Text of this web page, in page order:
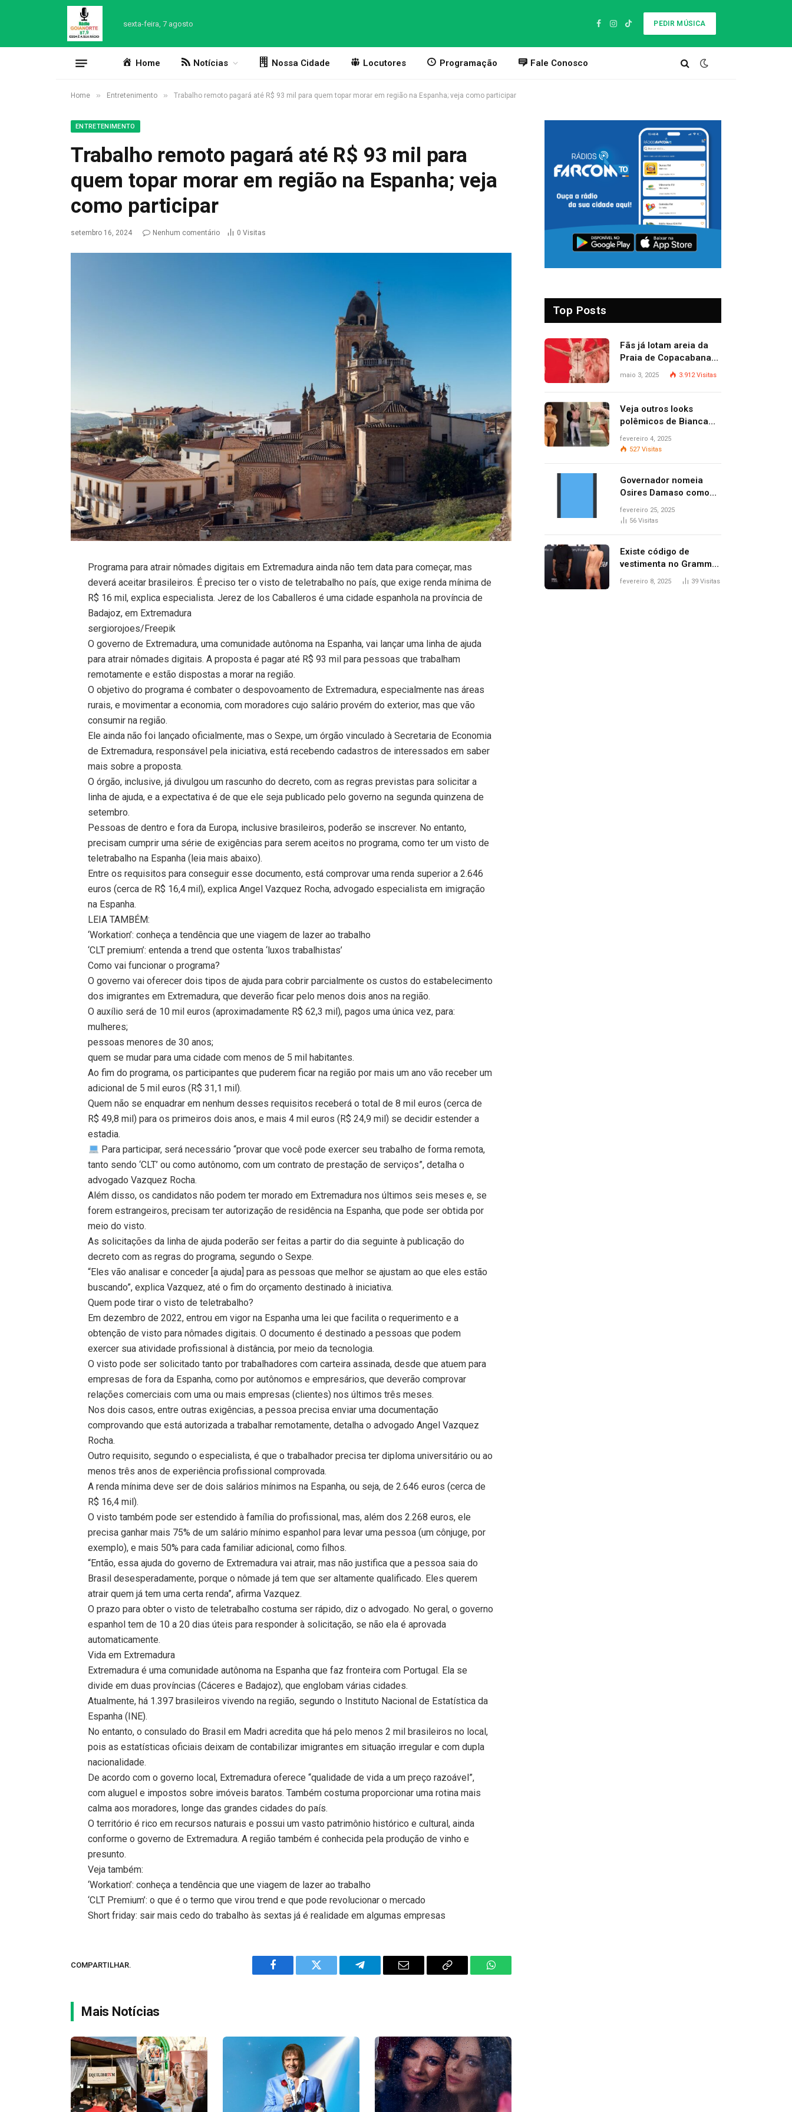
sexta-feira, 7 agosto
Facebook
Instagram
TikTok
PEDIR MÚSICA
Home Notícias Nossa Cidade Locutores Programação Fale Conosco
Home » Entretenimento » Trabalho remoto pagará até R$ 93 mil para quem topar morar em região na Espanha; veja como participar
ENTRETENIMENTO
Trabalho remoto pagará até R$ 93 mil para
quem topar morar em região na Espanha; veja
como participar
setembro 16, 2024 Nenhum comentário 0 Visitas
Programa para atrair nômades digitais em Extremadura ainda não tem data para começar, mas
deverá aceitar brasileiros. É preciso ter o visto de teletrabalho no país, que exige renda mínima de
R$ 16 mil, explica especialista. Jerez de los Caballeros é uma cidade espanhola na província de
Badajoz, em Extremadura
sergiorojoes/Freepik
O governo de Extremadura, uma comunidade autônoma na Espanha, vai lançar uma linha de ajuda
para atrair nômades digitais. A proposta é pagar até R$ 93 mil para pessoas que trabalham
remotamente e estão dispostas a morar na região.
O objetivo do programa é combater o despovoamento de Extremadura, especialmente nas áreas
rurais, e movimentar a economia, com moradores cujo salário provém do exterior, mas que vão
consumir na região.
Ele ainda não foi lançado oficialmente, mas o Sexpe, um órgão vinculado à Secretaria de Economia
de Extremadura, responsável pela iniciativa, está recebendo cadastros de interessados em saber
mais sobre a proposta.
O órgão, inclusive, já divulgou um rascunho do decreto, com as regras previstas para solicitar a
linha de ajuda, e a expectativa é de que ele seja publicado pelo governo na segunda quinzena de
setembro.
Pessoas de dentro e fora da Europa, inclusive brasileiros, poderão se inscrever. No entanto,
precisam cumprir uma série de exigências para serem aceitos no programa, como ter um visto de
teletrabalho na Espanha (leia mais abaixo).
Entre os requisitos para conseguir esse documento, está comprovar uma renda superior a 2.646
euros (cerca de R$ 16,4 mil), explica Angel Vazquez Rocha, advogado especialista em imigração
na Espanha.
LEIA TAMBÉM:
‘Workation’: conheça a tendência que une viagem de lazer ao trabalho
‘CLT premium’: entenda a trend que ostenta ‘luxos trabalhistas’
Como vai funcionar o programa?
O governo vai oferecer dois tipos de ajuda para cobrir parcialmente os custos do estabelecimento
dos imigrantes em Extremadura, que deverão ficar pelo menos dois anos na região.
O auxílio será de 10 mil euros (aproximadamente R$ 62,3 mil), pagos uma única vez, para:
mulheres;
pessoas menores de 30 anos;
quem se mudar para uma cidade com menos de 5 mil habitantes.
Ao fim do programa, os participantes que puderem ficar na região por mais um ano vão receber um
adicional de 5 mil euros (R$ 31,1 mil).
Quem não se enquadrar em nenhum desses requisitos receberá o total de 8 mil euros (cerca de
R$ 49,8 mil) para os primeiros dois anos, e mais 4 mil euros (R$ 24,9 mil) se decidir estender a
estadia.
Para participar, será necessário “provar que você pode exercer seu trabalho de forma remota,
tanto sendo ‘CLT’ ou como autônomo, com um contrato de prestação de serviços”, detalha o
advogado Vazquez Rocha.
Além disso, os candidatos não podem ter morado em Extremadura nos últimos seis meses e, se
forem estrangeiros, precisam ter autorização de residência na Espanha, que pode ser obtida por
meio do visto.
As solicitações da linha de ajuda poderão ser feitas a partir do dia seguinte à publicação do
decreto com as regras do programa, segundo o Sexpe.
“Eles vão analisar e conceder [a ajuda] para as pessoas que melhor se ajustam ao que eles estão
buscando”, explica Vazquez, até o fim do orçamento destinado à iniciativa.
Quem pode tirar o visto de teletrabalho?
Em dezembro de 2022, entrou em vigor na Espanha uma lei que facilita o requerimento e a
obtenção de visto para nômades digitais. O documento é destinado a pessoas que podem
exercer sua atividade profissional à distância, por meio da tecnologia.
O visto pode ser solicitado tanto por trabalhadores com carteira assinada, desde que atuem para
empresas de fora da Espanha, como por autônomos e empresários, que deverão comprovar
relações comerciais com uma ou mais empresas (clientes) nos últimos três meses.
Nos dois casos, entre outras exigências, a pessoa precisa enviar uma documentação
comprovando que está autorizada a trabalhar remotamente, detalha o advogado Angel Vazquez
Rocha.
Outro requisito, segundo o especialista, é que o trabalhador precisa ter diploma universitário ou ao
menos três anos de experiência profissional comprovada.
A renda mínima deve ser de dois salários mínimos na Espanha, ou seja, de 2.646 euros (cerca de
R$ 16,4 mil).
O visto também pode ser estendido à família do profissional, mas, além dos 2.268 euros, ele
precisa ganhar mais 75% de um salário mínimo espanhol para levar uma pessoa (um cônjuge, por
exemplo), e mais 50% para cada familiar adicional, como filhos.
“Então, essa ajuda do governo de Extremadura vai atrair, mas não justifica que a pessoa saia do
Brasil desesperadamente, porque o nômade já tem que ser altamente qualificado. Eles querem
atrair quem já tem uma certa renda”, afirma Vazquez.
O prazo para obter o visto de teletrabalho costuma ser rápido, diz o advogado. No geral, o governo
espanhol tem de 10 a 20 dias úteis para responder à solicitação, se não ela é aprovada
automaticamente.
Vida em Extremadura
Extremadura é uma comunidade autônoma na Espanha que faz fronteira com Portugal. Ela se
divide em duas províncias (Cáceres e Badajoz), que englobam várias cidades.
Atualmente, há 1.397 brasileiros vivendo na região, segundo o Instituto Nacional de Estatística da
Espanha (INE).
No entanto, o consulado do Brasil em Madri acredita que há pelo menos 2 mil brasileiros no local,
pois as estatísticas oficiais deixam de contabilizar imigrantes em situação irregular e com dupla
nacionalidade.
De acordo com o governo local, Extremadura oferece “qualidade de vida a um preço razoável”,
com aluguel e impostos sobre imóveis baratos. Também costuma proporcionar uma rotina mais
calma aos moradores, longe das grandes cidades do país.
O território é rico em recursos naturais e possui um vasto patrimônio histórico e cultural, ainda
conforme o governo de Extremadura. A região também é conhecida pela produção de vinho e
presunto.
Veja também:
‘Workation’: conheça a tendência que une viagem de lazer ao trabalho
‘CLT Premium’: o que é o termo que virou trend e que pode revolucionar o mercado
Short friday: sair mais cedo do trabalho às sextas já é realidade em algumas empresas
COMPARTILHAR.
Facebook Twitter Telegram Email
Copy
WhatsApp
Mais Notícias
Top Posts
Fãs já lotam areia da
Praia de Copacabana
para o show de Lady
maio 3, 2025 3.912Visitas
Veja outros looks
polêmicos de Bianca
Censori, esposa de
Kanye West que
fevereiro 4, 2025
527 Visitas
Governador nomeia
Osires Damaso como
presidente do Ruraltins
fevereiro 25, 2025
56 Visitas
Existe código de
vestimenta no Grammy?
Questionamento surgiu
fevereiro 8, 2025 39 Visitas